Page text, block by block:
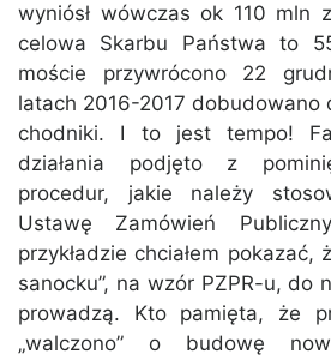
wyniósł wówczas ok 110 mln
celowa Skarbu Państwa to
moście przywrócono 22
latach 2016-2017 dobudowano
chodniki. I to jest tempo!
działania podjęto z
procedur, jakie należy
Ustawę Zamówień
przykładzie chciałem pokazać,
sanocku”, na wzór PZPR-u, do
prowadzą. Kto pamięta, że
„walczono” o budowę